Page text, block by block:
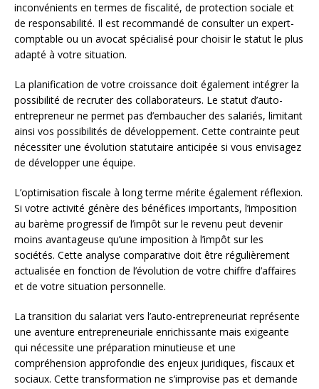
inconvénients en termes de fiscalité, de protection sociale et
de responsabilité. Il est recommandé de consulter un expert-
comptable ou un avocat spécialisé pour choisir le statut le plus
adapté à votre situation.
La planification de votre croissance doit également intégrer la
possibilité de recruter des collaborateurs. Le statut d’auto-
entrepreneur ne permet pas d’embaucher des salariés, limitant
ainsi vos possibilités de développement. Cette contrainte peut
nécessiter une évolution statutaire anticipée si vous envisagez
de développer une équipe.
L’optimisation fiscale à long terme mérite également réflexion.
Si votre activité génère des bénéfices importants, l’imposition
au barème progressif de l’impôt sur le revenu peut devenir
moins avantageuse qu’une imposition à l’impôt sur les
sociétés. Cette analyse comparative doit être régulièrement
actualisée en fonction de l’évolution de votre chiffre d’affaires
et de votre situation personnelle.
La transition du salariat vers l’auto-entrepreneuriat représente
une aventure entrepreneuriale enrichissante mais exigeante
qui nécessite une préparation minutieuse et une
compréhension approfondie des enjeux juridiques, fiscaux et
sociaux. Cette transformation ne s’improvise pas et demande